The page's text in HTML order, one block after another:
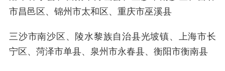
市昌邑区、锦州市太和区、重庆市巫溪县
三沙市南沙区、陵水黎族自治县光坡镇、上海市长
宁区、菏泽市单县、泉州市永春县、衡阳市衡南县